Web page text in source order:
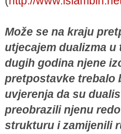
Može se na kraju
utjecajem dualizma
dugih godina njene
pretpostavke trebalo
uvjerenja da su
preobrazili njenu
strukturu i zamijenili